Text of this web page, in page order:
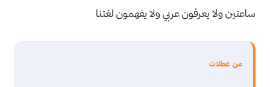
ساعتين ولا يعرفون عربي ولا يفهمون لغتنا
من عطلات